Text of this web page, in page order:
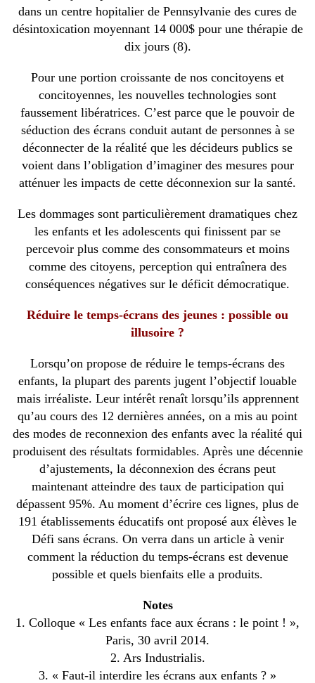
dans un centre hopitalier de Pennsylvanie des cures de
désintoxication moyennant 14 000$ pour une thérapie de
dix jours (8).
Pour une portion croissante de nos concitoyens et
concitoyennes, les nouvelles technologies sont
faussement libératrices. C’est parce que le pouvoir de
séduction des écrans conduit autant de personnes à se
déconnecter de la réalité que les décideurs publics se
voient dans l’obligation d’imaginer des mesures pour
atténuer les impacts de cette déconnexion sur la santé.
Les dommages sont particulièrement dramatiques chez
les enfants et les adolescents qui finissent par se
percevoir plus comme des consommateurs et moins
comme des citoyens, perception qui entraînera des
conséquences négatives sur le déficit démocratique.
Réduire le temps-écrans des jeunes : possible ou
illusoire ?
Lorsqu’on propose de réduire le temps-écrans des
enfants, la plupart des parents jugent l’objectif louable
mais irréaliste. Leur intérêt renaît lorsqu’ils apprennent
qu’au cours des 12 dernières années, on a mis au point
des modes de reconnexion des enfants avec la réalité qui
produisent des résultats formidables. Après une décennie
d’ajustements, la déconnexion des écrans peut
maintenant atteindre des taux de participation qui
dépassent 95%. Au moment d’écrire ces lignes, plus de
191 établissements éducatifs ont proposé aux élèves le
Défi sans écrans. On verra dans un article à venir
comment la réduction du temps-écrans est devenue
possible et quels bienfaits elle a produits.
Notes
1. Colloque « Les enfants face aux écrans : le point ! »,
Paris, 30 avril 2014.
2. Ars Industrialis.
3. « Faut-il interdire les écrans aux enfants ? »